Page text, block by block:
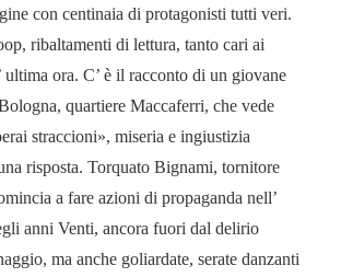
con centinaia di protagonisti tutti veri.
ribaltamenti di lettura, tanto cari ai
ultima ora. C’ è il racconto di un giovane
quartiere Maccaferri, che vede
straccioni», miseria e ingiustizia
risposta. Torquato Bignami, tornitore
a fare azioni di propaganda nell’
anni Venti, ancora fuori dal delirio
ma anche goliardate, serate danzanti